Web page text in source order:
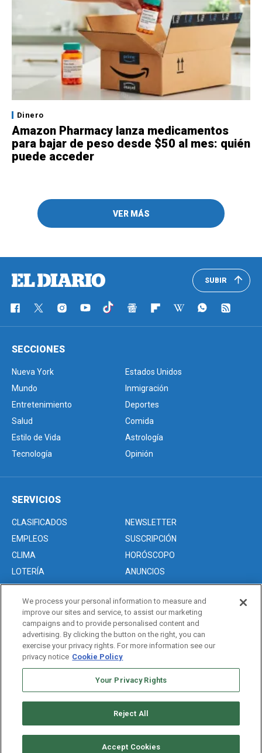
Dinero
Amazon Pharmacy lanza medicamentos
para bajar de peso desde $50 al mes: quién
puede acceder
VER MÁS
SUBIR
SECCIONES
Nueva York
Estados Unidos
Mundo
Inmigración
Entretenimiento
Deportes
Salud
Comida
Estilo de Vida
Astrología
Tecnología
Opinión
SERVICIOS
CLASIFICADOS
NEWSLETTER
EMPLEOS
SUSCRIPCIÓN
CLIMA
HORÓSCOPO
LOTERÍA
ANUNCIOS
Acerca de nosotros
Advertise with Us/Anuncios
Politica de Privacidad
Editorial Guidelines
We process your personal information to measure and
improve our sites and service, to assist our marketing
campaigns and to provide personalised content and
advertising. By clicking the button on the right, you can
exercise your privacy rights. For more information see our
privacy notice Cookie Policy
Your Privacy Rights
Reject All
Accept Cookies